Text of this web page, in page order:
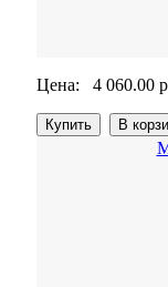
Цена: 4 060.00